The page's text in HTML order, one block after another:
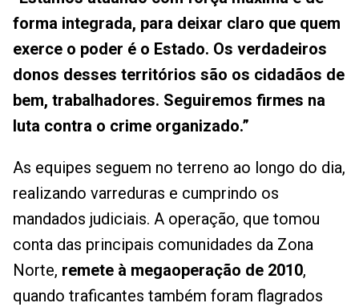
forma integrada, para deixar claro que quem
exerce o poder é o Estado. Os verdadeiros
donos desses territórios são os cidadãos de
bem, trabalhadores. Seguiremos firmes na
luta contra o crime organizado.”
As equipes seguem no terreno ao longo do dia,
realizando varreduras e cumprindo os
mandados judiciais. A operação, que tomou
conta das principais comunidades da Zona
Norte, remete à megaoperação de 2010,
quando traficantes também foram flagrados